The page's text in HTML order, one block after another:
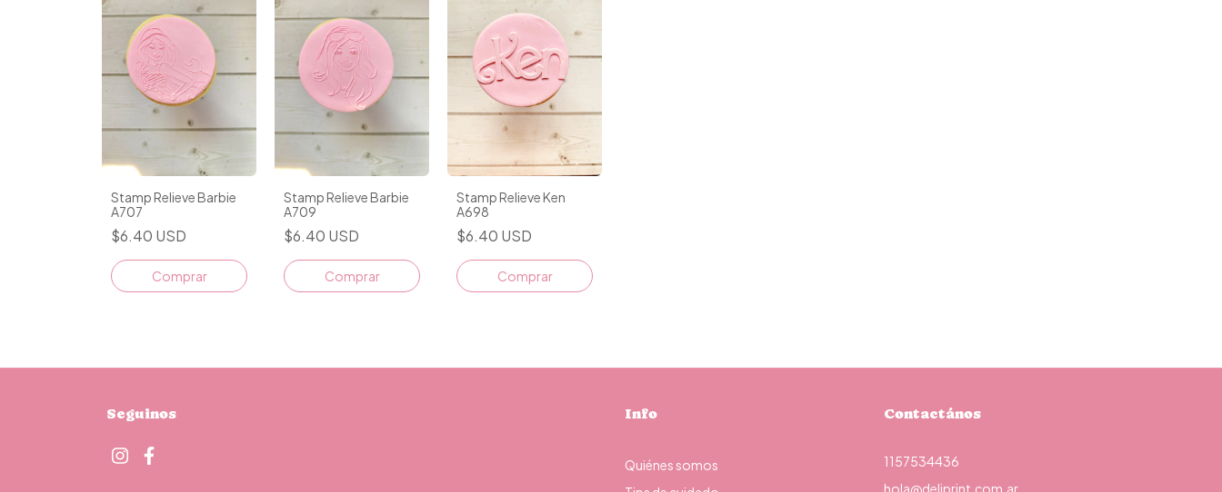
Stamp Relieve Barbie
A707
$6.40 USD
Stamp Relieve Barbie
A709
$6.40 USD
Stamp Relieve Ken
A698
$6.40 USD
Seguinos Info
Quiénes somos
Contactános
1157534436
hola@deliprint.com.ar